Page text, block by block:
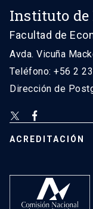
Instituto de
Facultad de
Avda. Vicuña
Teléfono: +56 2
Dirección de
ACREDITACIÓN